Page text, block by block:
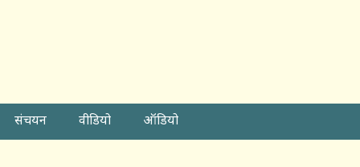
संचयन वीडियो ऑडियो